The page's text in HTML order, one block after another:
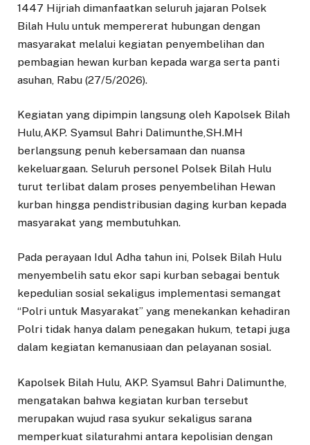
1447 Hijriah dimanfaatkan seluruh jajaran Polsek
Bilah Hulu untuk mempererat hubungan dengan
masyarakat melalui kegiatan penyembelihan dan
pembagian hewan kurban kepada warga serta panti
asuhan, Rabu (27/5/2026).
Kegiatan yang dipimpin langsung oleh Kapolsek Bilah
Hulu,AKP. Syamsul Bahri Dalimunthe,SH.MH
berlangsung penuh kebersamaan dan nuansa
kekeluargaan. Seluruh personel Polsek Bilah Hulu
turut terlibat dalam proses penyembelihan Hewan
kurban hingga pendistribusian daging kurban kepada
masyarakat yang membutuhkan.
Pada perayaan Idul Adha tahun ini, Polsek Bilah Hulu
menyembelih satu ekor sapi kurban sebagai bentuk
kepedulian sosial sekaligus implementasi semangat
“Polri untuk Masyarakat” yang menekankan kehadiran
Polri tidak hanya dalam penegakan hukum, tetapi juga
dalam kegiatan kemanusiaan dan pelayanan sosial.
Kapolsek Bilah Hulu, AKP. Syamsul Bahri Dalimunthe,
mengatakan bahwa kegiatan kurban tersebut
merupakan wujud rasa syukur sekaligus sarana
memperkuat silaturahmi antara kepolisian dengan